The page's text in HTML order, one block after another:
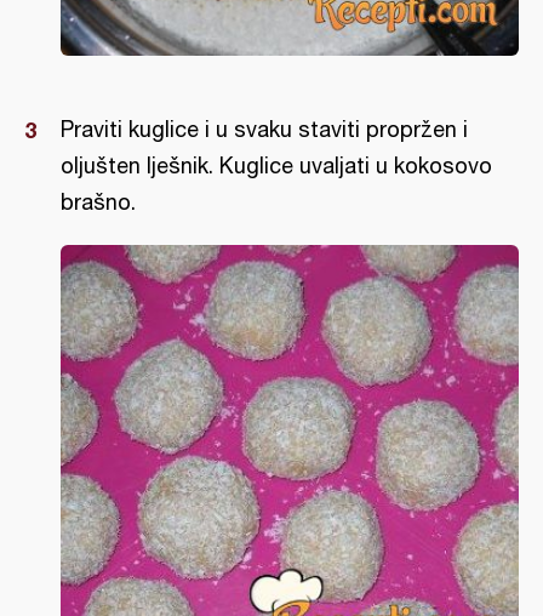
Praviti kuglice i u svaku staviti propržen i
oljušten lješnik. Kuglice uvaljati u kokosovo
brašno.